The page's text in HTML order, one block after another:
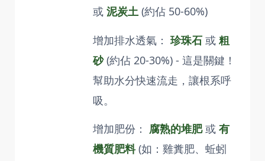
或 泥炭土 (約佔 50-60%)
增加排水透氣： 珍珠石 或 粗
砂(約佔 20-30%) - 這是關鍵！
幫助水分快速流走，讓根系呼
吸。
增加肥份： 腐熟的堆肥或 有
機質肥料(如：雞糞肥、蚯蚓